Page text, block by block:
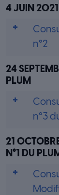
4 JUIN 2021
n°2
24
PLUM
n°3
21
N°1 DU